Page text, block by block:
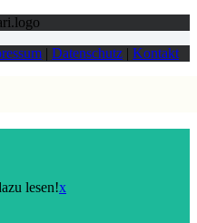
| Datenschutz | Kontakt
lesen!x